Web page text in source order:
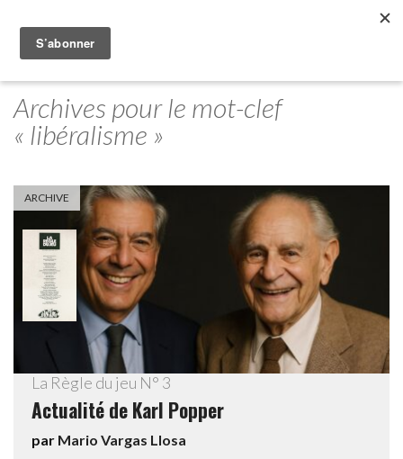
Archives pour le mot-clef
« libéralisme »
ARCHIVE
La Règle du jeu N° 3
Actualité de Karl Popper
par Mario Vargas Llosa